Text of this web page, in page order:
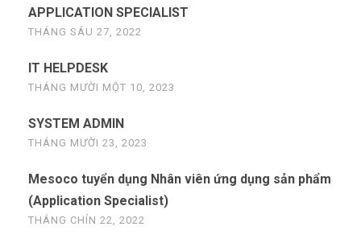
APPLICATION SPECIALIST
THÁNG SÁU 27, 2022
IT HELPDESK
THÁNG MƯỜI MỘT 10, 2023
SYSTEM ADMIN
THÁNG MƯỜI 23, 2023
Mesoco tuyển dụng Nhân viên ứng dụng sản phẩm
(Application Specialist)
THÁNG CHÍN 22, 2022